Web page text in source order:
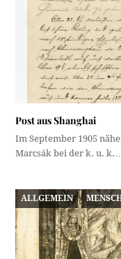
Post aus Shanghai
Im September 1905
Marcsák bei der k. u.
ALLGEMEIN